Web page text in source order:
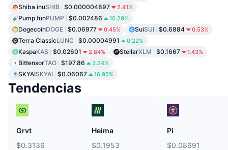
Shiba inuSHIB $0.000004897 2.41%
Pump.funPUMP $0.002486 10.29%
DogecoinDOGE $0.06977 0.45% SuiSUI $0.6884 0.53%
Terra ClassicLUNC $0.00004991 0.22%
KaspaKAS $0.02601 2.84% StellarXLM $0.1667 1.43%
BittensorTAO $197.86 3.24%
SKYAISKYAI $0.06067 16.95%
Tendencias
Grvt
$0.3136
Heima
$0.1953
Pi
$0.08691